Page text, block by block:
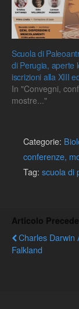
Scuola di
di Perugia, aperte
iscrizioni alla XIII
In "Convegni,
mostre..."
Categorie:
conferenze,
Tag: scuola di
Articolo
Charles Darwin
Falkland